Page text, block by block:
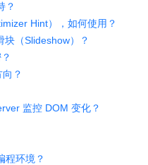
？
Hint），如何使用？
（Slideshow）？
？
监控 DOM 变化？
程环境？